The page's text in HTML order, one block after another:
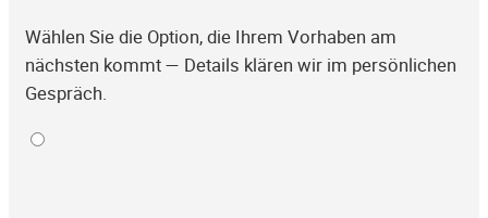
Wählen Sie die Option, die Ihrem Vorhaben am
nächsten kommt — Details klären wir im persönlichen
Gespräch.